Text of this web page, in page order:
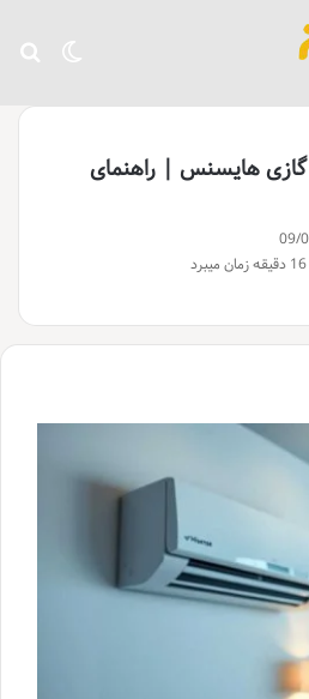
تغییر
هایسنس | راهنمای